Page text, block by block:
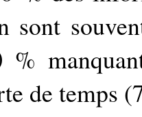
sont
%
de temps